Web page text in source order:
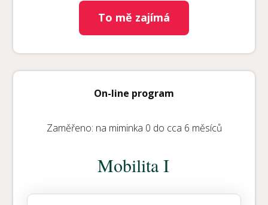
To mě zajímá
On-line program
Zaměřeno: na miminka 0 do cca 6 měsíců
Mobilita I